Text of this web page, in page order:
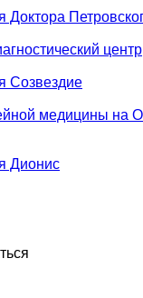
Доктора
центр
Созвездие
медицины на
Дионис